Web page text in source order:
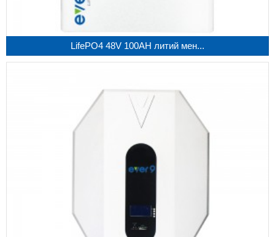
LifePO4 48V 100AH ​​литий мен...